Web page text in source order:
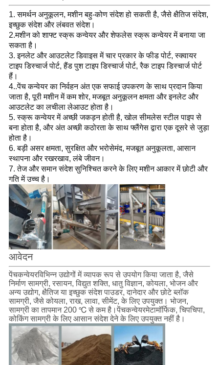
1. समर्थन अनुकूलन, मशीन बहु-कोण संदेश हो सकती है, जैसे क्षैतिज संदेश,
इच्छुक संदेश और लंबवत संदेश।
2.मशीन को शाफ्ट स्क्रू कन्वेयर और शेफलेस स्क्रू कन्वेयर में बनाया जा
सकता है।
3. इनलेट और आउटलेट डिवाइस में चार प्रकार के फीड पोर्ट, स्क्वायर
टाइप डिस्चार्ज पोर्ट, हैंड पुश टाइप डिस्चार्ज पोर्ट, रैक टाइप डिस्चार्ज पोर्ट
हैं।
4..पेंच कन्वेयर का निर्वहन अंत एक सफाई उपकरण के साथ प्रदान किया
जाता है, पूरी मशीन में कम शोर, मजबूत अनुकूलन क्षमता और इनलेट और
आउटलेट का लचीला लेआउट होता है।
5. स्क्रू कन्वेयर में अच्छी जकड़न होती है, खोल सीमलेस स्टील पाइप से
बना होता है, और अंत अच्छी कठोरता के साथ फ्लैंगेस द्वारा एक दूसरे से जुड़ा
होता है।
6. बड़ी असर क्षमता, सुरक्षित और भरोसेमंद, मजबूत अनुकूलता, आसान
स्थापना और रखरखाव, लंबे जीवन।
7. तेज और समान संदेश सुनिश्चित करने के लिए मशीन आकार में छोटी और
गति में उच्च है।
आवेदन
पेंचकन्वेयरविभिन्न उद्योगों में व्यापक रूप से उपयोग किया जाता है, जैसे
निर्माण सामग्री, रसायन, विद्युत शक्ति, धातु विज्ञान, कोयला, भोजन और
अन्य उद्योग, क्षैतिज या इच्छुक संदेश पाउडर, दानेदार और छोटे ब्लॉक
सामग्री, जैसे कोयला, राख, लावा, सीमेंट, के लिए उपयुक्त। भोजन,
सामग्री का तापमान 200 ℃ से कम है।पेंचकन्वेयरमेटामॉर्फिक, चिपचिपा,
कोकिंग सामग्री के लिए आसान संदेश देने के लिए उपयुक्त नहीं है।